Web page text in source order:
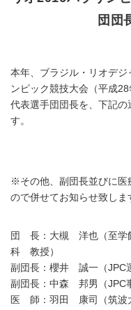
団団
本年、ブラジル・リオデ
ンピック競技大会（平成
代表選手団団長を、下記の
す。
※その他、副団長並びに医
ので併せてお知らせ致しま
団 長：大槻 洋也（至学
科 教授）
副団長：櫻井 誠一（JPC
副団長：中森 邦男（JPC
医 師：羽田 康司（筑波